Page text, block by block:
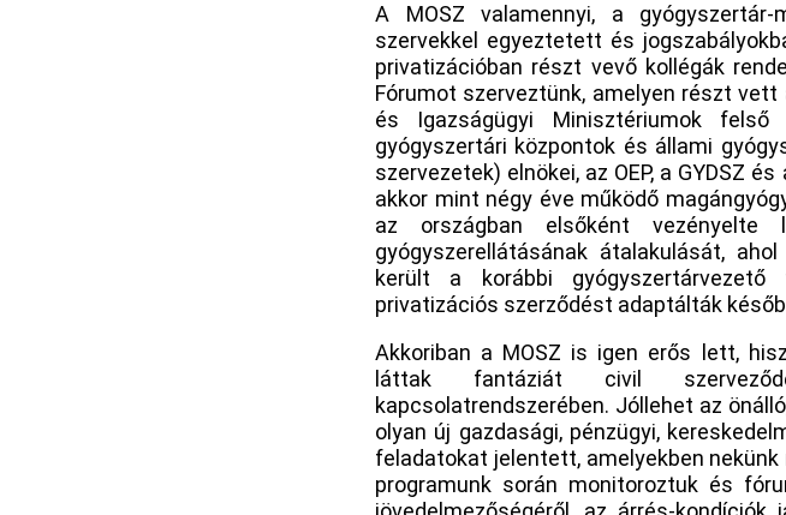
A MOSZ valamennyi, a
szervekkel egyeztetett és
privatizációban részt vevő kollégák
Fórumot szerveztünk, amelyen részt vett
és Igazságügyi Minisztériumok
gyógyszertári központok és állami
szervezetek) elnökei, az OEP, a GYDSZ
akkor mint négy éve működő
az országban elsőként
gyógyszerellátásának átalakulását,
került a korábbi
privatizációs szerződést adaptálták
Akkoriban a MOSZ is igen erős lett,
láttak fantáziát civil
kapcsolatrendszerében. Jóllehet az
olyan új gazdasági, pénzügyi,
feladatokat jelentett, amelyekben
programunk során monitoroztuk és